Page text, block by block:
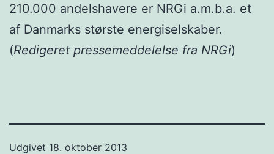
210.000 andelshavere er NRGi a.m.b.a. et
af Danmarks største energiselskaber.
(Redigeret pressemeddelelse fra NRGi)
Udgivet 18. oktober 2013